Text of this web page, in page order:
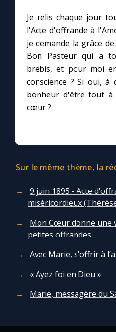
Je relis chaque jour
l'Acte d'offrande à
je demande la grâce
Bon Pasteur qui a
brebis, et pour moi
conscience ? Si oui, à
bonheur d'être tout
cœur ?
Sur le même thème, la
9 juin 1895 - Acte
miséricordieux
Mon Cœur donne une
petites offrandes
Avec Marie, s’offrir à
« Ayez foi en Dieu »
Marie, messagère du